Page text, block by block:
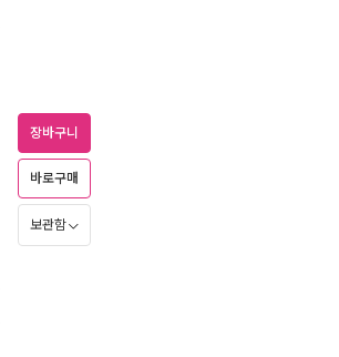
장바구니
바로구매
보관함